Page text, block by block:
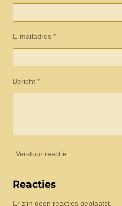
E-mailadres *
Bericht *
Verstuur reactie
Reacties
Er zijn geen reacties geplaatst.